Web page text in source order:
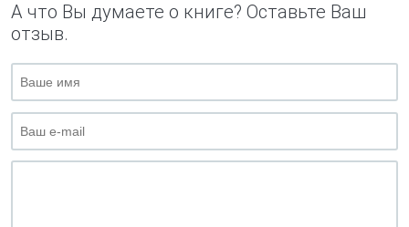
А что Вы думаете о книге? Оставьте Ваш
отзыв.